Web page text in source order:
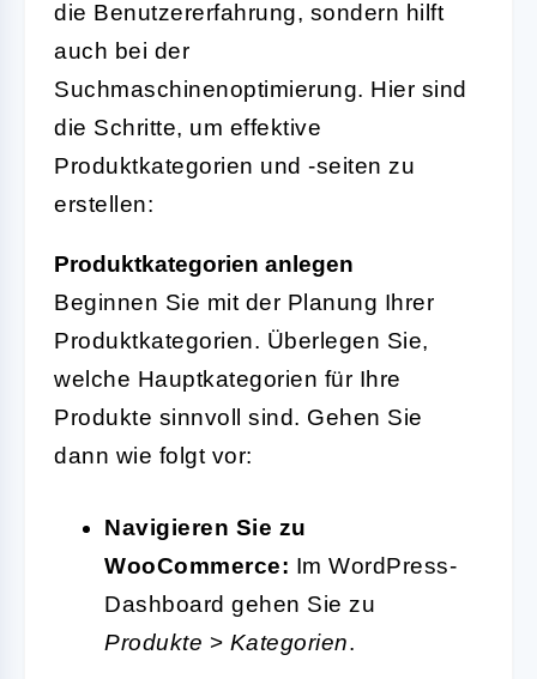
die Benutzererfahrung, sondern hilft
auch bei der
Suchmaschinenoptimierung. Hier sind
die Schritte, um effektive
Produktkategorien und -seiten zu
erstellen:
Produktkategorien anlegen
Beginnen Sie mit der Planung Ihrer
Produktkategorien. Überlegen Sie,
welche Hauptkategorien für Ihre
Produkte sinnvoll sind. Gehen Sie
dann wie folgt vor:
Navigieren Sie zu
WooCommerce: Im WordPress-
Dashboard gehen Sie zu
Produkte > Kategorien.